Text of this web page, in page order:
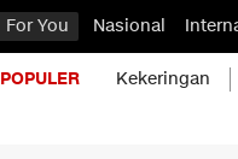
For You Nasional
POPULER Kekeringan